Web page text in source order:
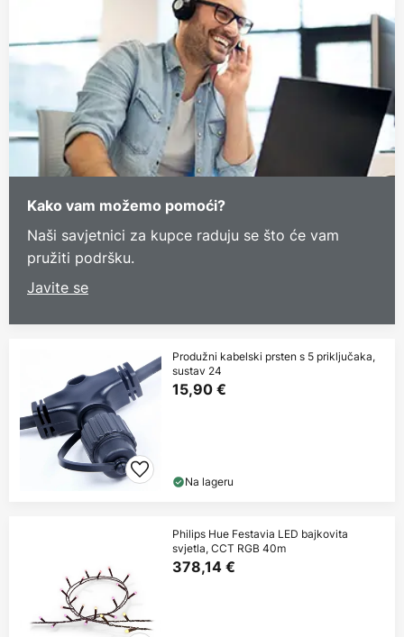
Kako vam možemo pomoći?
Naši savjetnici za kupce raduju se što će vam
pružiti podršku.
Javite se
Produžni kabelski prsten s 5 priključaka,
sustav 24
15,90 €
Na lageru
Philips Hue Festavia LED bajkovita
svjetla, CCT RGB 40m
378,14 €